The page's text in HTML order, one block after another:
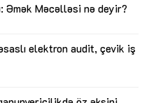
Əmək Məcəlləsi nə deyir?
elektron audit, çevik iş